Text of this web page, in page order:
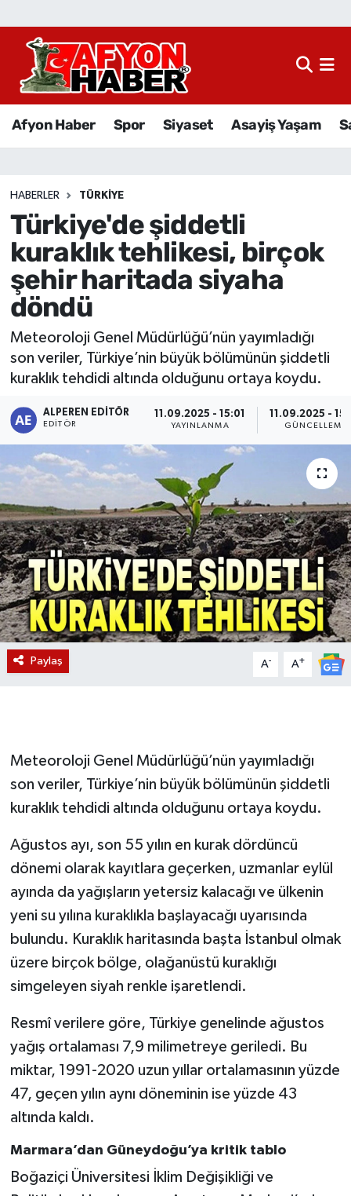
Afyon Haber Spor Siyaset Asayiş Yaşam
HABERLER TÜRKIYE
Türkiye'de şiddetli
kuraklık tehlikesi, birçok
şehir haritada siyaha
döndü
Meteoroloji Genel Müdürlüğü’nün yayımladığı
son veriler, Türkiye’nin büyük bölümünün şiddetli
kuraklık tehdidi altında olduğunu ortaya koydu.
ALPEREN EDITÖR
EDITÖR
11.09.2025 - 15:01
YAYINLANMA
11.09.2025 -
GÜNCELLEME
Paylaş A- A+
Meteoroloji Genel Müdürlüğü’nün yayımladığı
son veriler, Türkiye’nin büyük bölümünün şiddetli
kuraklık tehdidi altında olduğunu ortaya koydu.
Ağustos ayı, son 55 yılın en kurak dördüncü
dönemi olarak kayıtlara geçerken, uzmanlar eylül
ayında da yağışların yetersiz kalacağı ve ülkenin
yeni su yılına kuraklıkla başlayacağı uyarısında
bulundu. Kuraklık haritasında başta İstanbul olmak
üzere birçok bölge, olağanüstü kuraklığı
simgeleyen siyah renkle işaretlendi.
Resmî verilere göre, Türkiye genelinde ağustos
yağış ortalaması 7,9 milimetreye geriledi. Bu
miktar, 1991-2020 uzun yıllar ortalamasının yüzde
47, geçen yılın aynı döneminin ise yüzde 43
altında kaldı.
Marmara’dan Güneydoğu’ya kritik tablo
Boğaziçi Üniversitesi İklim Değişikliği ve
Afyon Haber
Sağlık
Eğitim
Sivil Toplum
Ekonomi
Magazin
Etkinlikler